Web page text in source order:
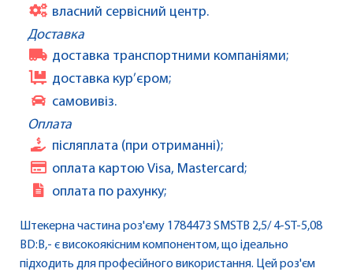
власний сервісний центр.
Доставка
доставка транспортними компаніями;
доставка кур’єром;
самовивіз.
Оплата
післяплата (при отриманні);
оплата картою Visa, Mastercard;
оплата по рахунку;
Штекерна частина роз'єму 1784473 SMSTB 2,5/ 4-ST-5,08
BD:B,- є високоякісним компонентом, що ідеально
підходить для професійного використання. Цей роз'єм